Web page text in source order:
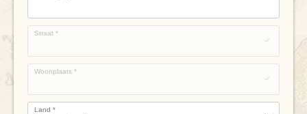
Straat *
Woonplaats *
Land *